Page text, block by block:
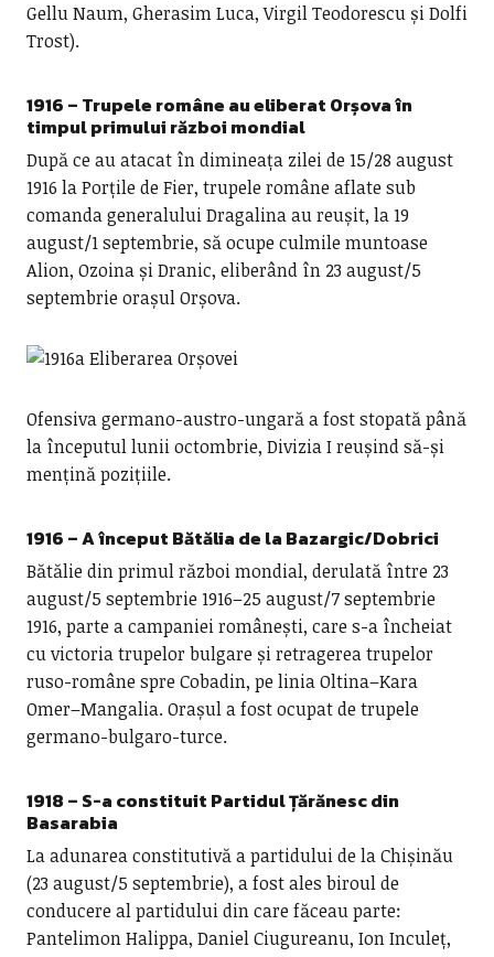
Gellu Naum, Gherasim Luca, Virgil Teodorescu și Dolfi
Trost).
1916 – Trupele române au eliberat Orșova în
timpul primului război mondial
După ce au atacat în dimineața zilei de 15/28 august
1916 la Porțile de Fier, trupele române aflate sub
comanda generalului Dragalina au reușit, la 19
august/1 septembrie, să ocupe culmile muntoase
Alion, Ozoina și Dranic, eliberând în 23 august/5
septembrie orașul Orșova.
Ofensiva germano-austro-ungară a fost stopată până
la începutul lunii octombrie, Divizia I reușind să-și
mențină pozițiile.
1916 – A început Bătălia de la Bazargic/Dobrici
Bătălie din primul război mondial, derulată între 23
august/5 septembrie 1916–25 august/7 septembrie
1916, parte a campaniei românești, care s-a încheiat
cu victoria trupelor bulgare și retragerea trupelor
ruso-române spre Cobadin, pe linia Oltina–Kara
Omer–Mangalia. Orașul a fost ocupat de trupele
germano-bulgaro-turce.
1918 – S-a constituit Partidul Țărănesc din
Basarabia
La adunarea constitutivă a partidului de la Chișinău
(23 august/5 septembrie), a fost ales biroul de
conducere al partidului din care făceau parte:
Pantelimon Halippa, Daniel Ciugureanu, Ion Inculeț,